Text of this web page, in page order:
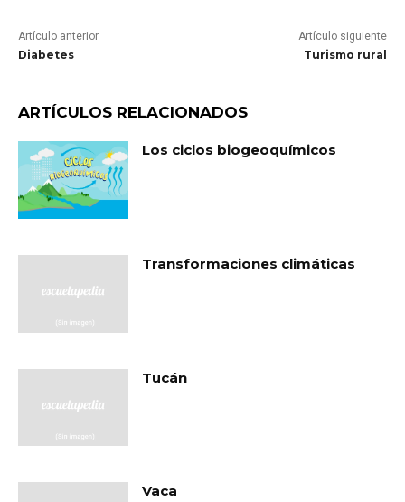
Artículo anterior
Diabetes
Artículo siguiente
Turismo rural
ARTÍCULOS RELACIONADOS
Los ciclos biogeoquímicos
Transformaciones climáticas
Tucán
Vaca